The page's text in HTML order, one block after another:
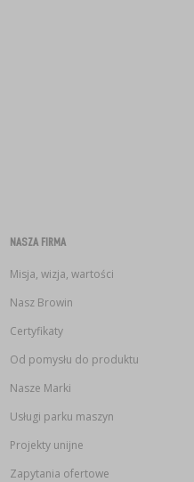
NASZA FIRMA
Misja, wizja, wartości
Nasz Browin
Certyfikaty
Od pomysłu do produktu
Nasze Marki
Usługi parku maszyn
Projekty unijne
Zapytania ofertowe